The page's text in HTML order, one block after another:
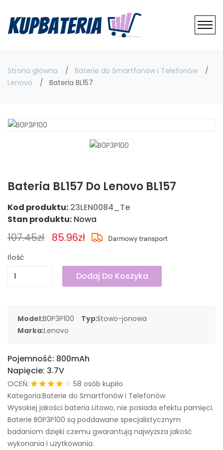
Strona główna
Baterie do Smartfonów i Telefonów
Lenovo
Bateria BL157
Bateria BL157 Do Lenovo BL157
Kod produktu: 23LEN0084_Te
Stan produktu: Nowa
107.45zł 85.96zł
Ilość
Dodaj Do Koszyka
Model:B0P3P100 Typ:litowo-jonowa
Marka:Lenovo
Pojemność: 800mAh
Napięcie: 3.7V
OCEŃ:
58 osób kupiło
Kategoria:Baterie do Smartfonów i Telefonów
Wysokiej jakości bateria Litowo, nie posiada efektu pamięci.
Baterie B0P3P100 są poddawane specjalistycznym
badaniom dzięki czemu gwarantują najwyższa jakość
wykonania i użytkowania.